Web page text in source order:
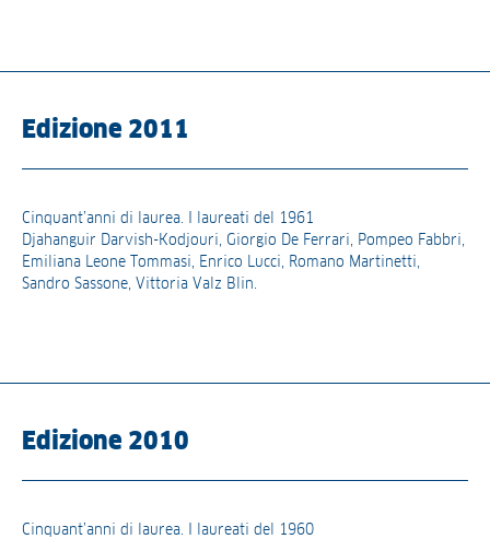
Edizione 2011
Cinquant’anni di laurea. I laureati del 1961
Djahanguir Darvish-Kodjouri, Giorgio De Ferrari, Pompeo Fabbri,
Emiliana Leone Tommasi, Enrico Lucci, Romano Martinetti,
Sandro Sassone, Vittoria Valz Blin.
Edizione 2010
Cinquant’anni di laurea. I laureati del 1960